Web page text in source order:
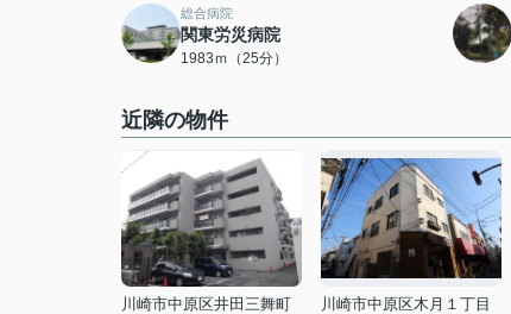
総合病院
関東労災病院
1983ｍ（25分）
近隣の物件
川崎市中原区井田三舞町 川崎市中原区木月１丁目